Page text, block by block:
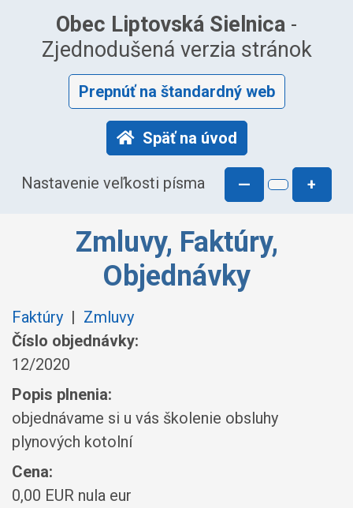
Obec Liptovská Sielnica -
Zjednodušená verzia stránok
Prepnúť na štandardný web
Späť na úvod
Nastavenie veľkosti písma — +
Zmluvy, Faktúry,
Objednávky
Faktúry | Zmluvy
Číslo objednávky:
12/2020
Popis plnenia:
objednávame si u vás školenie obsluhy
plynových kotolní
Cena:
0,00 EUR nula eur